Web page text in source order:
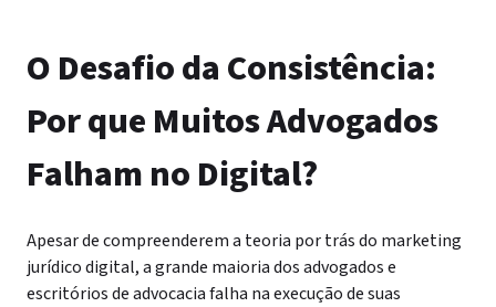
O Desafio da Consistência:
Por que Muitos Advogados
Falham no Digital?
Apesar de compreenderem a teoria por trás do marketing
jurídico digital, a grande maioria dos advogados e
escritórios de advocacia falha na execução de suas